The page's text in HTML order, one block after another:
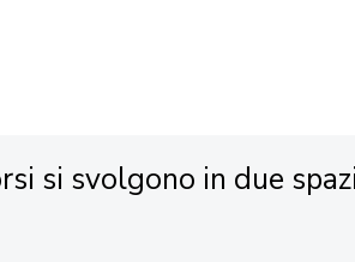
si svolgono in due